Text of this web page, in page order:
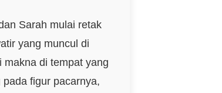
Sarah mulai retak
yang muncul di
di tempat yang
figur pacarnya,